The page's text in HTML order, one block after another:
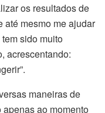
os resultados de
até mesmo me ajudar
sido muito
acrescentando:
maneiras de
ao momento